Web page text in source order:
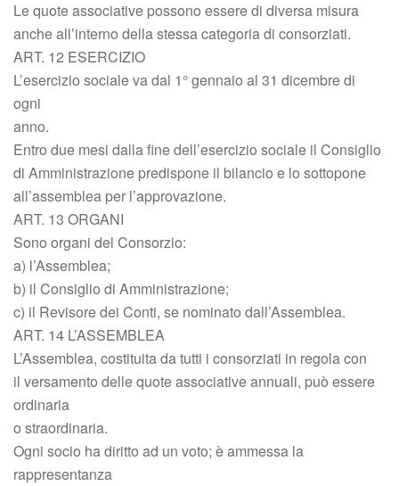
Le quote associative possono essere di diversa misura
anche all’interno della stessa categoria di consorziati.
ART. 12 ESERCIZIO
L’esercizio sociale va dal 1° gennaio al 31 dicembre di
ogni
anno.
Entro due mesi dalla fine dell’esercizio sociale il Consiglio
di Amministrazione predispone il bilancio e lo sottopone
all’assemblea per l’approvazione.
ART. 13 ORGANI
Sono organi del Consorzio:
a) l’Assemblea;
b) il Consiglio di Amministrazione;
c) il Revisore dei Conti, se nominato dall’Assemblea.
ART. 14 L’ASSEMBLEA
L’Assemblea, costituita da tutti i consorziati in regola con
il versamento delle quote associative annuali, può essere
ordinaria
o straordinaria.
Ogni socio ha diritto ad un voto; è ammessa la
rappresentanza